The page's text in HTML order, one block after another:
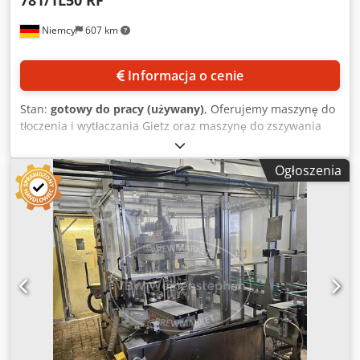
pomocą kamery CCD • Automatyczny podajnik z 5
100 mm • Zasilanie: 220 V / 50 Hz / 20 A • Moc pobierana: 4
kW • Wymiary (długość × szerokość × wysokość): 2540 × 810
monitorem, klawiaturą i myszą • Oprogramowanie do
cięcia i sterowania • Licencja na oprogramowanie,
przenoszalna na innego użytkownika • System rejestracji
obrazu za pomocą kamery CCD • Trzy głowice robocze (do
cięcia, cięcia po obwodzie i bigowania) • Komplet uchwytów
narzędzi i akcesoriów • Zestaw zapasowych ostrzy •
Instrukcja obsługi i dokumentacja techniczna • Możliwość
wykonania kopii zapasowej danych • Oddzielny kompresor
do stołu próżniowego w zestawie _____ Dostępność •
Dostępny od ręki • Maszyna podłączona do zasilania •
Możliwość demonstracji po wcześniejszym umówieniu
terminu
Niemcy 607 km
Informacja o cenie
Stan: gotowy do pracy (używany), Oferujemy maszynę do
tłoczenia i wytłaczania Gietz oraz maszynę do zszywania
drutem z ramieniem swobodnym Polygraph. 1) Maszyna do
druku, tłoczenia i wytłaczania Gietz Presto, maks. format
papieru X/Y: ok. 320 mm/480 mm, wymiary ramy X/Y: ok.
320 mm/460 mm, powierzchnia robocza X/Y: ok. 350
mm/480 mm, maks. format papieru bez dodatkowych
urządzeń: ok. 330 mm/470 mm, wydajność: ok. 2500
cykli/godz., liczba obrotów koła zamachowego na cykl: 8,
średnica koła zamachowego: ok. 725 mm, szerokość koła
zamachowego: ok. 50 mm, wysokość robocza: ok. 900 mm,
waga: ok. 1100 kg. Możliwość oględzin po wcześniejszym
uzgodnieniu. 2) Maszyna do zszywania drutem z
ramieniem swobodnym Polygraph 781/1L50 RF, rok
produkcji: 1960, liczba głowic zszywających: 1, maks.
Ogłoszenia